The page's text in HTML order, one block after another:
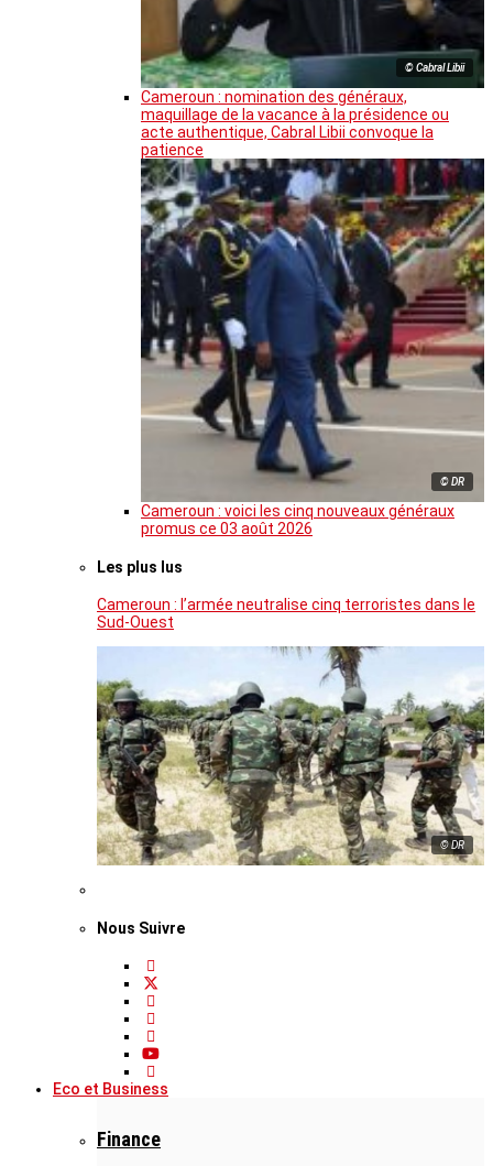
© Cabral Libii
Cameroun : nomination des généraux,
maquillage de la vacance à la présidence ou
acte authentique, Cabral Libii convoque la
patience
© DR
Cameroun : voici les cinq nouveaux généraux
promus ce 03 août 2026
Les plus lus
Cameroun : l’armée neutralise cinq terroristes dans le
Sud-Ouest
© DR
Nous Suivre
Eco et Business
Finance